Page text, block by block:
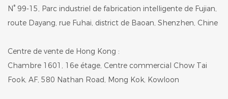
N° 99-15, Parc industriel de fabrication intelligente de Fujian,
route Dayang, rue Fuhai, district de Baoan, Shenzhen, Chine
Centre de vente de Hong Kong :
Chambre 1601, 16e étage, Centre commercial Chow Tai
Fook, AF, 580 Nathan Road, Mong Kok, Kowloon